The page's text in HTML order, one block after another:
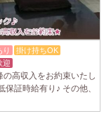
掛け持ちOK
迎
の高収入をお約束いたし
保証時給有り♪ その他、